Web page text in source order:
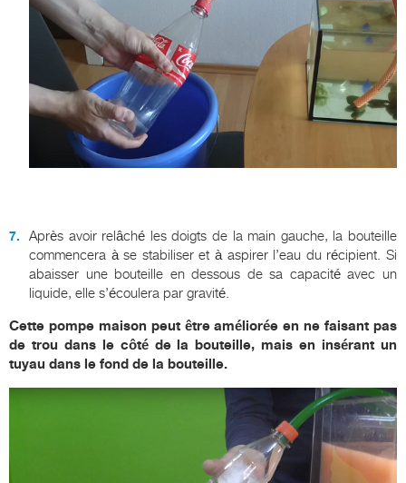
Après avoir relâché les doigts de la main gauche, la bouteille
commencera à se stabiliser et à aspirer l’eau du récipient. Si
abaisser une bouteille en dessous de sa capacité avec un
liquide, elle s’écoulera par gravité.
Cette pompe maison peut être améliorée en ne faisant pas
de trou dans le côté de la bouteille, mais en insérant un
tuyau dans le fond de la bouteille.